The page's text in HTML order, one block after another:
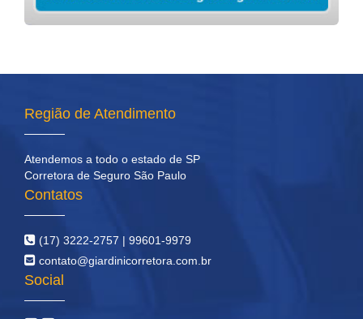
Região de Atendimento
Atendemos a todo o estado de SP
Corretora de Seguro São Paulo
Contatos
(17) 3222-2757 | 99601-9979
contato@giardinicorretora.com.br
Social